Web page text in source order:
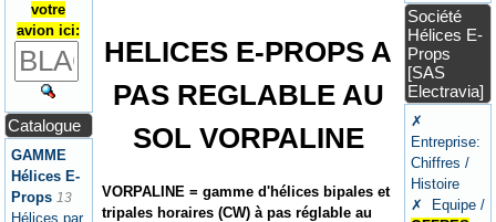
votre
avion ici:
Catalogue
GAMME
Hélices E-
Props 13
Hélices par
HELICES E-PROPS A
PAS REGLABLE AU
SOL VORPALINE
VORPALINE = gamme d'hélices bipales et
tripales horaires (CW) à pas réglable au
Société
Hélices E-
Props
[SAS
Electravia]
✗
Entreprise:
Chiffres /
Histoire
✗ Equipe /